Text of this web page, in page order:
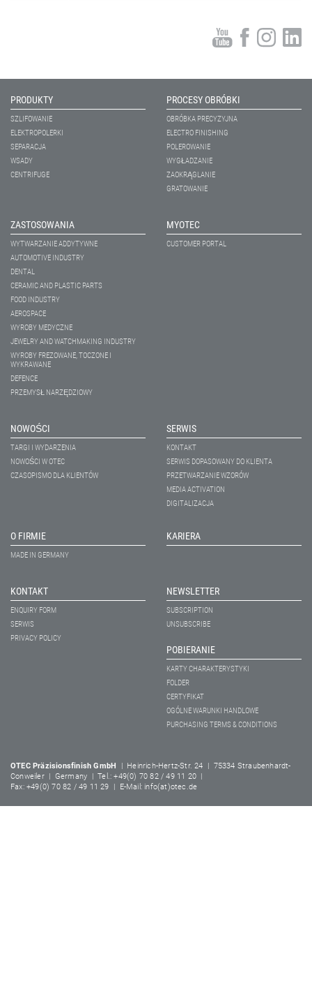
PRODUKTY
SZLIFOWANIE
ELEKTROPOLERKI
SEPARACJA
WSADY
CENTRIFUGE
PROCESY OBRÓBKI
OBRÓBKA PRECYZYJNA
ELECTRO FINISHING
POLEROWANIE
WYGŁADZANIE
ZAOKRĄGLANIE
GRATOWANIE
ZASTOSOWANIA
WYTWARZANIE ADDYTYWNE
AUTOMOTIVE INDUSTRY
DENTAL
CERAMIC AND PLASTIC PARTS
FOOD INDUSTRY
AEROSPACE
WYROBY MEDYCZNE
JEWELRY AND WATCHMAKING INDUSTRY
WYROBY FREZOWANE, TOCZONE I
WYKRAWANE
DEFENCE
PRZEMYSŁ NARZĘDZIOWY
MYOTEC
CUSTOMER PORTAL
NOWOŚCI
TARGI I WYDARZENIA
NOWOŚCI W OTEC
CZASOPISMO DLA KLIENTÓW
SERWIS
KONTAKT
SERWIS DOPASOWANY DO KLIENTA
PRZETWARZANIE WZORÓW
MEDIA ACTIVATION
DIGITALIZACJA
O FIRMIE
MADE IN GERMANY
KARIERA
KONTAKT
ENQUIRY FORM
SERWIS
PRIVACY POLICY
NEWSLETTER
SUBSCRIPTION
UNSUBSCRIBE
POBIERANIE
KARTY CHARAKTERYSTYKI
FOLDER
CERTYFIKAT
OGÓLNE WARUNKI HANDLOWE
PURCHASING TERMS & CONDITIONS
OTEC Präzisionsfinish GmbH
| Heinrich-Hertz-Str. 24 | 75334 Straubenhardt-
Conweiler | Germany | Tel.: +49(0) 70 82 / 49 11 20 |
Fax: +49(0) 70 82 / 49 11 29 | E-Mail: info(at)otec.de